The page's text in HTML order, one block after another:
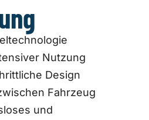
Nutzung
Design
Fahrzeug
und